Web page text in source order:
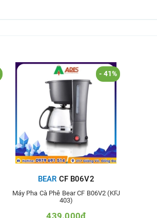
- 41%
BEAR CF B06V2
Máy Pha Cà Phê Bear CF B06V2 (KFJ
403)
439.000₫